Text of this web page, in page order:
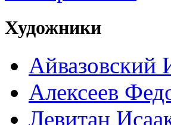
Художники
Айвазовский
Алексеев
Левитан